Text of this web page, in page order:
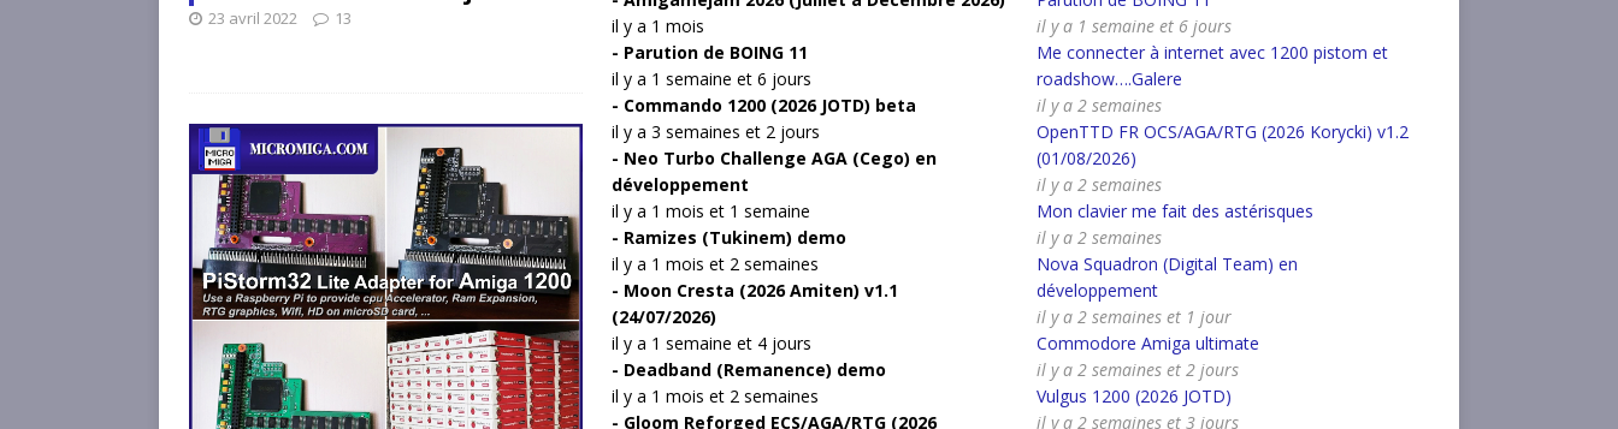
23 avril 2022 13
il y a 1 mois
Parution de BOING 11
il y a 1 semaine et 6 jours
Commando 1200 (2026 JOTD) beta
il y a 3 semaines et 2 jours
Neo Turbo Challenge AGA (Cego) en
développement
il y a 1 mois et 1 semaine
Ramizes (Tukinem) demo
il y a 1 mois et 2 semaines
Moon Cresta (2026 Amiten) v1.1
(24/07/2026)
il y a 1 semaine et 4 jours
Deadband (Remanence) demo
il y a 1 mois et 2 semaines
Gloom Reforged ECS/AGA/RTG (2026
il y a 1 semaine et 6 jours
Me connecter à internet avec 1200 pistom et
roadshow….Galere
il y a 2 semaines
OpenTTD FR OCS/AGA/RTG (2026 Korycki) v1.2
(01/08/2026)
il y a 2 semaines
Mon clavier me fait des astérisques
il y a 2 semaines
Nova Squadron (Digital Team) en
développement
il y a 2 semaines et 1 jour
Commodore Amiga ultimate
il y a 2 semaines et 2 jours
Vulgus 1200 (2026 JOTD)
il y a 2 semaines et 3 jours